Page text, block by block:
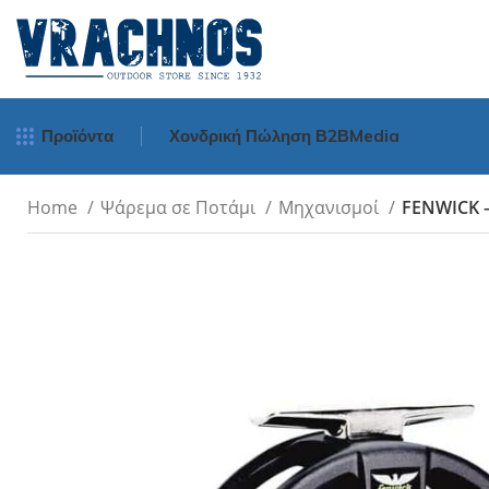
Προϊόντα
Μηχανισμοί
Πετονιές
Πετονιές
Πετονιές
Χονδρική Πώληση Β2ΒMedia
Home Ψάρεμα σε Ποτάμι Μηχανισμοί FENWICK